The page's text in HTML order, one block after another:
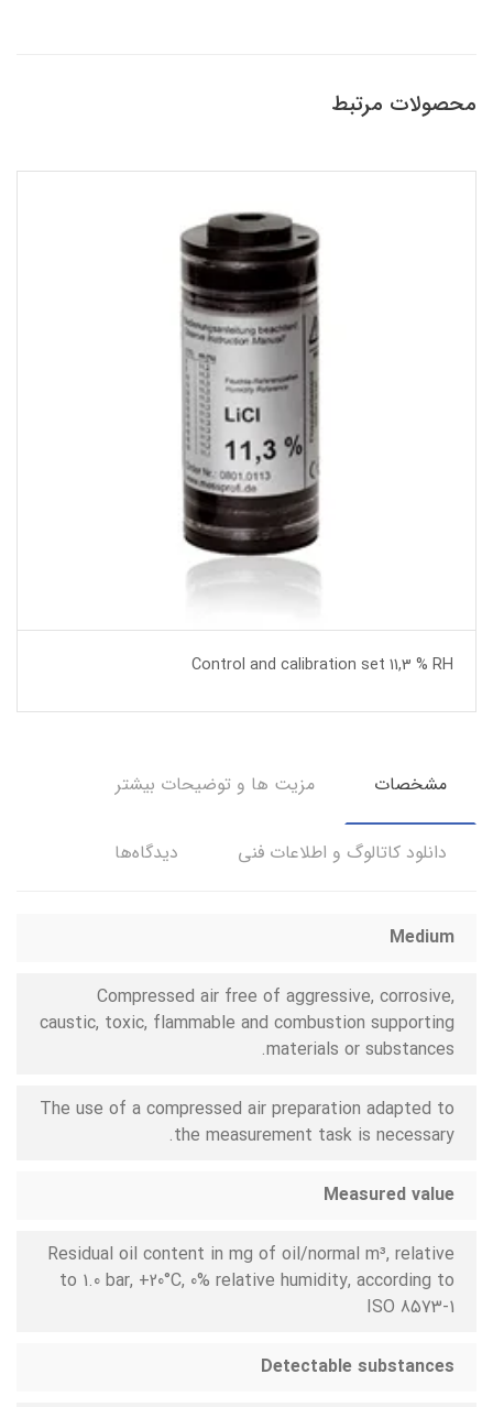
محصولات مرتبط
Control and calibration set 11,3 % RH
مشخصات مزیت ها و توضیحات بیشتر
دانلود کاتالوگ و اطلاعات فنی دیدگاه‌ها
Medium
Compressed air free of aggressive, corrosive,
caustic, toxic, flammable and combustion supporting
materials or substances.
The use of a compressed air preparation adapted to
the measurement task is necessary.
Measured value
Residual oil content in mg of oil/normal m³, relative
to 1.0 bar, +20°C, 0% relative humidity, according to
ISO 8573-1
Detectable substances